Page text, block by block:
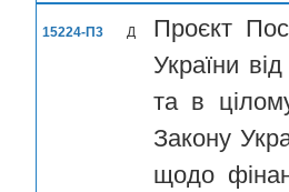
15224-П3 Д
Проєкт
України
та в
Закону
щодо